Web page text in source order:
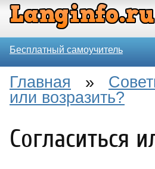
Бесплатный самоучитель
Главная »
или возразить?
Согласиться